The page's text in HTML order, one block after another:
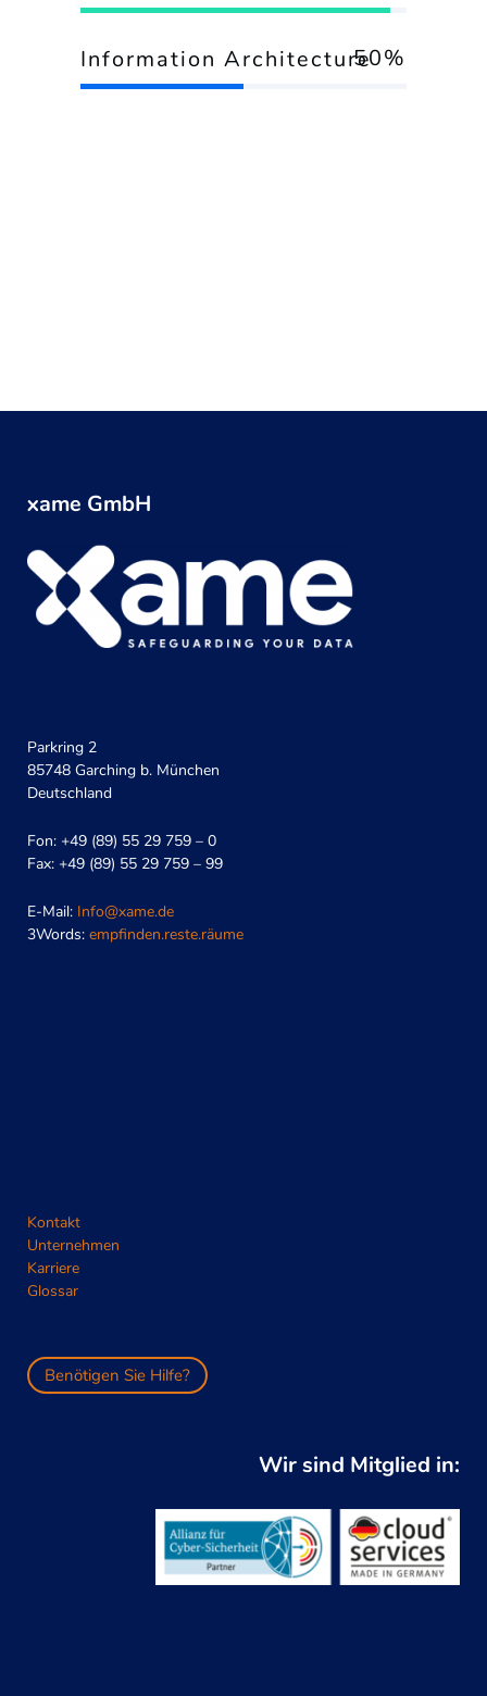
Information Architecture
50%
xame GmbH
Parkring 2
85748 Garching b. München
Deutschland
Fon: +49 (89) 55 29 759 – 0
Fax: +49 (89) 55 29 759 – 99
E-Mail: Info@xame.de
3Words: empfinden.reste.räume
Kontakt
Unternehmen
Karriere
Glossar
Benötigen Sie Hilfe?
Wir sind Mitglied in: